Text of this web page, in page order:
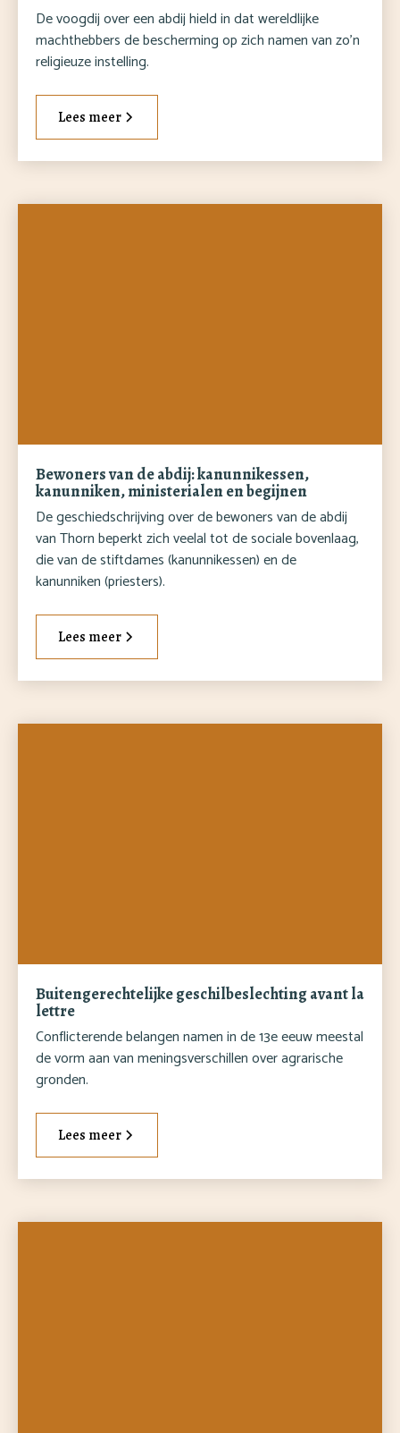
De voogdij over een abdij hield in dat wereldlijke
machthebbers de bescherming op zich namen van zo’n
religieuze instelling.
Lees meer
Bewoners van de abdij: kanunnikessen,
kanunniken, ministerialen en begijnen
De geschiedschrijving over de bewoners van de abdij
van Thorn beperkt zich veelal tot de sociale bovenlaag,
die van de stiftdames (kanunnikessen) en de
kanunniken (priesters).
Lees meer
Buitengerechtelijke geschilbeslechting avant la
lettre
Conflicterende belangen namen in de 13e eeuw meestal
de vorm aan van meningsverschillen over agrarische
gronden.
Lees meer